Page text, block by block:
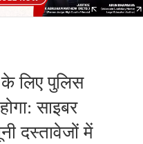
लिए पुलिस
साइबर
दस्तावेजों में